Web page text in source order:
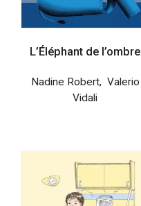
L’Éléphant de l’ombre
Nadine Robert, Valerio
Vidali